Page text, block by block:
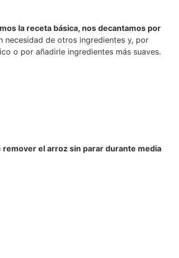
la receta básica, nos decantamos por
necesidad de otros ingredientes y, por
o por añadirle ingredientes más suaves.
el arroz sin parar durante media